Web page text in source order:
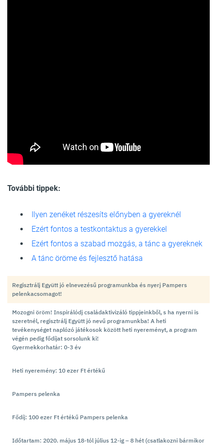
További tippek:
Ilyen zenéket részesíts előnyben a gyereknél
Ezért fontos a testkontaktus a gyerekkel
Ezért fontos a szabad mozgás, a tánc a gyereknek
A tánc öröme és fejlesztő hatása
Regisztrálj Együtt jó elnevezésű programunkba és nyerj Pampers
pelenkacsomagot!
Mozogni öröm! Inspirálódj családaktivizáló tippjeinkből, s ha nyerni is
szeretnél, regisztrálj Együtt jó nevű programunkba! A heti
tevékenységet naplózó játékosok között heti nyereményt, a program
végén pedig fődíjat sorsolunk ki!
Gyermekkorhatár: 0-3 év
Heti nyeremény: 10 ezer Ft értékű
Pampers pelenka
Fődíj: 100 ezer Ft értékű Pampers pelenka
Időtartam: 2020. május 18-tól július 12-ig – 8 hét (csatlakozni bármikor